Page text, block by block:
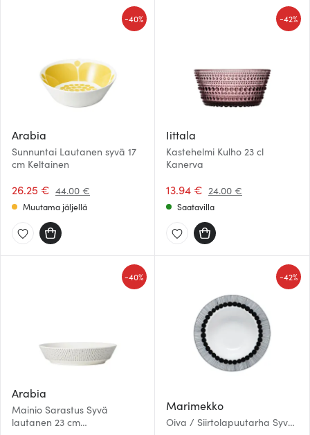
Arabia
Sunnuntai Lautanen syvä 17
cm Keltainen
26.25 € 44.00 €
-40%
Muutama jäljellä
Iittala
Kastehelmi Kulho 23 cl
Kanerva
13.94 € 24.00 €
-42%
Saatavilla
Arabia
Mainio Sarastus Syvä
lautanen 23 cm
-40%
Marimekko
Oiva / Siirtolapuutarha Syvä
-42%